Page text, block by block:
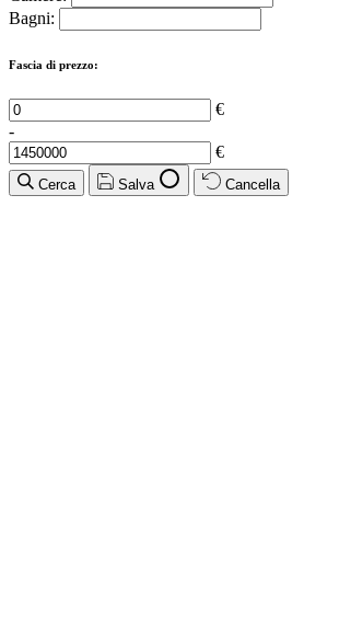
Bagni:
Fascia di prezzo:
€
-
€
Cerca Salva Cancella